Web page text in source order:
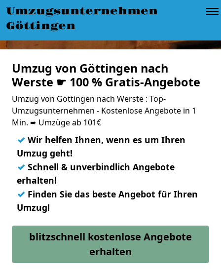
Umzugsunternehmen
Göttingen
Umzug von Göttingen nach
Werste ☛ 100 % Gratis-Angebote
Umzug von Göttingen nach Werste : Top-
Umzugsunternehmen - Kostenlose Angebote in 1
Min. ➨ Umzüge ab 101€
✓ Wir helfen Ihnen, wenn es um Ihren
Umzug geht!
✓ Schnell & unverbindlich Angebote
erhalten!
✓ Finden Sie das beste Angebot für Ihren
Umzug!
blitzschnell kostenlose Angebote
erhalten